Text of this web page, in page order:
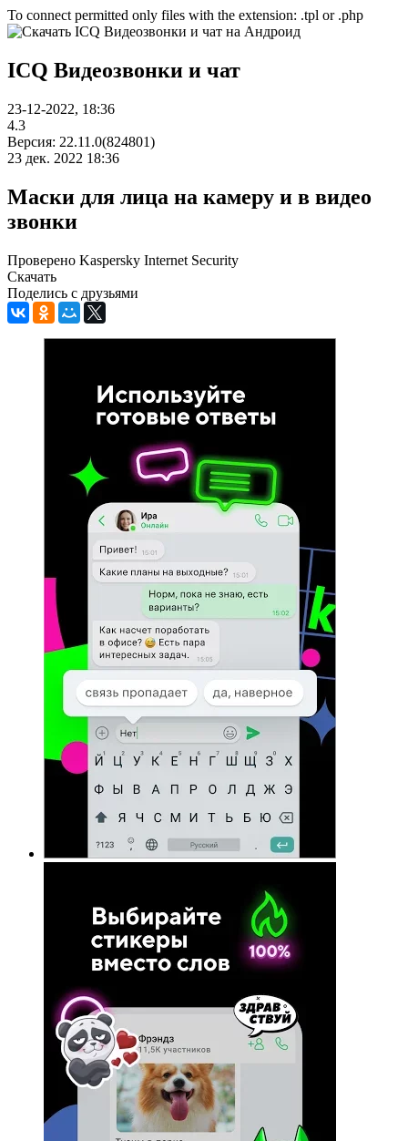
To connect permitted only files with the extension: .tpl or .php
ICQ Видеозвонки и чат
23-12-2022, 18:36
4.3
Версия: 22.11.0(824801)
23 дек. 2022 18:36
Маски для лица на камеру и в видео
звонки
Проверено Kaspersky Internet Security
Скачать
Поделись с друзьями